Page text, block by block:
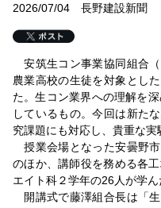
2026/07/04 長野建設新聞
安筑生コン事業協同組合
農業高校の生徒を対象とし
た。生コン業界への理解を
しているもの。今回は新た
究課題にも対応し、貴重な実
授業会場となった安曇野
のほか、講師役を務める各
エイト科２学年の26人が学ん
開講式で藤澤組合長は「